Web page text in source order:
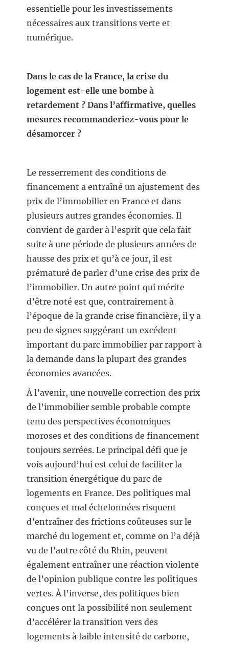
essentielle pour les investissements
nécessaires aux transitions verte et
numérique.
Dans le cas de la France, la crise du
logement est-elle une bombe à
retardement ? Dans l’affirmative, quelles
mesures recommanderiez-vous pour le
désamorcer ?
Le resserrement des conditions de
financement a entraîné un ajustement des
prix de l’immobilier en France et dans
plusieurs autres grandes économies. Il
convient de garder à l’esprit que cela fait
suite à une période de plusieurs années de
hausse des prix et qu’à ce jour, il est
prématuré de parler d’une crise des prix de
l’immobilier. Un autre point qui mérite
d’être noté est que, contrairement à
l’époque de la grande crise financière, il y a
peu de signes suggérant un excédent
important du parc immobilier par rapport à
la demande dans la plupart des grandes
économies avancées.
À l’avenir, une nouvelle correction des prix
de l’immobilier semble probable compte
tenu des perspectives économiques
moroses et des conditions de financement
toujours serrées. Le principal défi que je
vois aujourd’hui est celui de faciliter la
transition énergétique du parc de
logements en France. Des politiques mal
conçues et mal échelonnées risquent
d’entraîner des frictions coûteuses sur le
marché du logement et, comme on l’a déjà
vu de l’autre côté du Rhin, peuvent
également entraîner une réaction violente
de l’opinion publique contre les politiques
vertes. À l’inverse, des politiques bien
conçues ont la possibilité non seulement
d’accélérer la transition vers des
logements à faible intensité de carbone,